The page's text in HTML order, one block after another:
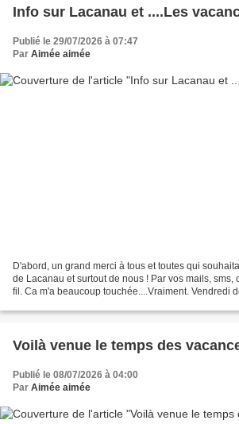
Info sur Lacanau et ....Les
Publié le 29/07/2026 à 07:47
Par Aimée aimée
D'abord, un grand merci à tous et toutes qui
de Lacanau et surtout de nous ! Par vos mails, sms,
fil. Ca m'a beaucoup touchée....Vraiment. Vendredi
Voilà venue le temps des
Publié le 08/07/2026 à 04:00
Par Aimée aimée